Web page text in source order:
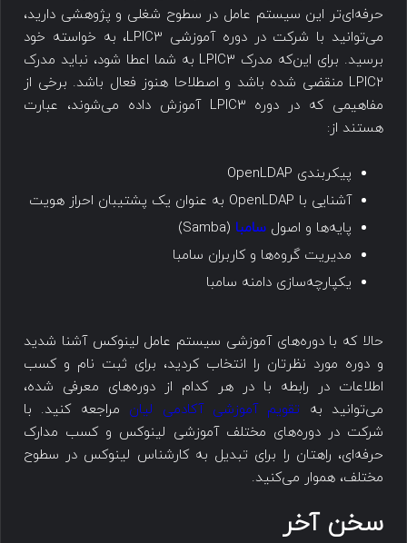
حرفه‌ای‌تر این سیستم عامل در سطوح شغلی و پژوهشی دارید،
می‌توانید با شرکت در دوره آموزشی LPIC3، به خواسته خود
برسید. برای این‌که مدرک LPIC3 به شما اعطا شود، نباید مدرک
LPIC2 منقضی شده باشد و اصطلاحا هنوز فعال باشد. برخی از
مفاهیمی که در دوره LPIC3 آموزش داده می‌شوند، عبارت
هستند از:
پیکربندی OpenLDAP
آشنایی با OpenLDAP به عنوان یک پشتیبان احراز هویت
پایه‌ها و اصول سامبا (Samba)
مدیریت گروه‌ها و کاربران سامبا
یکپارچه‌سازی دامنه سامبا
حالا که با دوره‌های آموزشی سیستم عامل لینوکس آشنا شدید
و دوره مورد نظرتان را انتخاب کردید، برای ثبت نام و کسب
اطلاعات در رابطه با در هر کدام از دوره‌های معرفی شده،
می‌توانید به تقویم آموزشی آکادمی لیان مراجعه کنید. با
شرکت در دوره‌های مختلف آموزشی لینوکس و کسب مدارک
حرفه‌ای، راهتان را برای تبدیل به کارشناس لینوکس در سطوح
مختلف، هموار می‌کنید.
سخن آخر